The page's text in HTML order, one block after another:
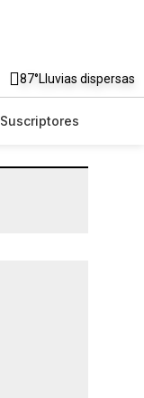
87°Lluvias dispersas
Suscriptores